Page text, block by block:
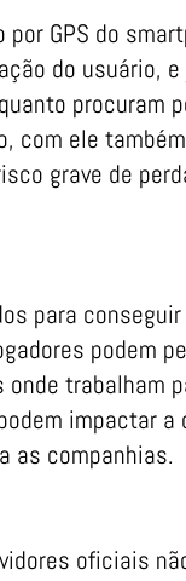
GPS do
do usuário,
procuram
com ele
grave de
para conseguir
podem
trabalham
impactar
as companhias.
oficiais